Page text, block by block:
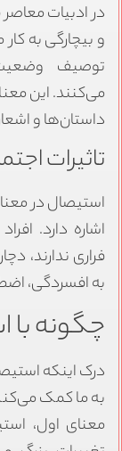
در ادبیات
و بیچارگی به
توصیف
می‌کنند. این
داستان‌ها و
تاثیرات
استیصال در
اشاره دارد.
فراری ندارند،
به افسردگی،
چگونه با
درک اینکه
به ما کمک می‌کند
معنای اول،